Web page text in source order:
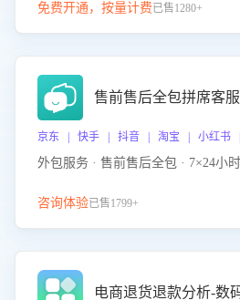
免费开通，按量计费已售1280+
售前售后全包拼席客
京东 | 快手 | 抖音 | 淘宝 | 小红书 |
外包服务 · 售前售后全包 · 7×24小
咨询体验已售1799+
电商退货退款分析-数